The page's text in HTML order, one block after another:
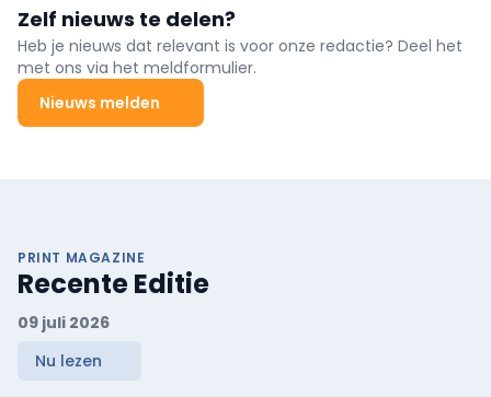
Zelf nieuws te delen?
Heb je nieuws dat relevant is voor onze redactie? Deel het
met ons via het meldformulier.
Nieuws melden
PRINT MAGAZINE
Recente Editie
09 juli 2026
Nu lezen